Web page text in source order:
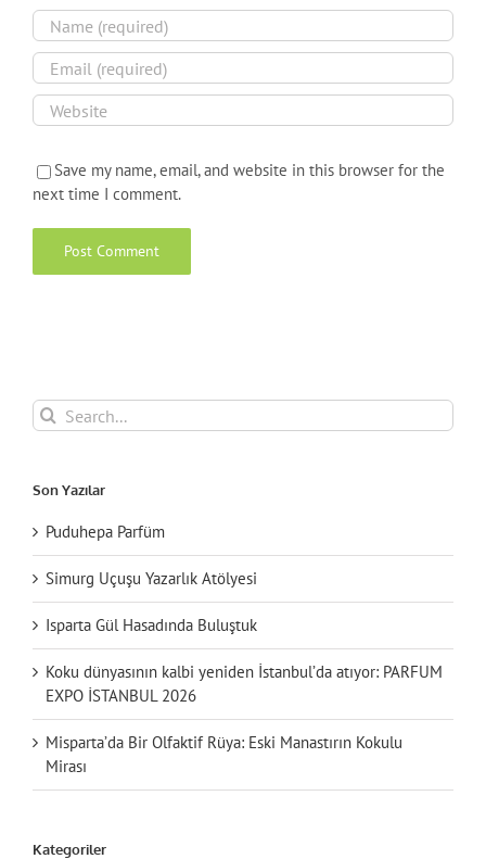
Save my name, email, and website in this browser for the
next time I comment.
Search
for:
Son Yazılar
Puduhepa Parfüm
Simurg Uçuşu Yazarlık Atölyesi
Isparta Gül Hasadında Buluştuk
Koku dünyasının kalbi yeniden İstanbul’da atıyor: PARFUM
EXPO İSTANBUL 2026
Misparta’da Bir Olfaktif Rüya: Eski Manastırın Kokulu
Mirası
Kategoriler